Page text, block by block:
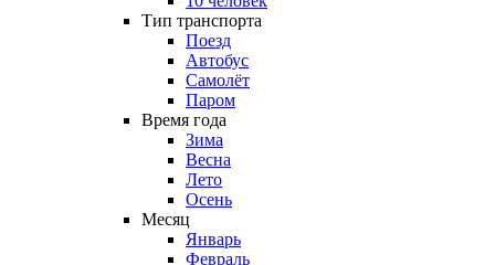
Тип транспорта
Поезд
Автобус
Самолёт
Паром
Время года
Зима
Весна
Лето
Осень
Месяц
Январь
Февраль